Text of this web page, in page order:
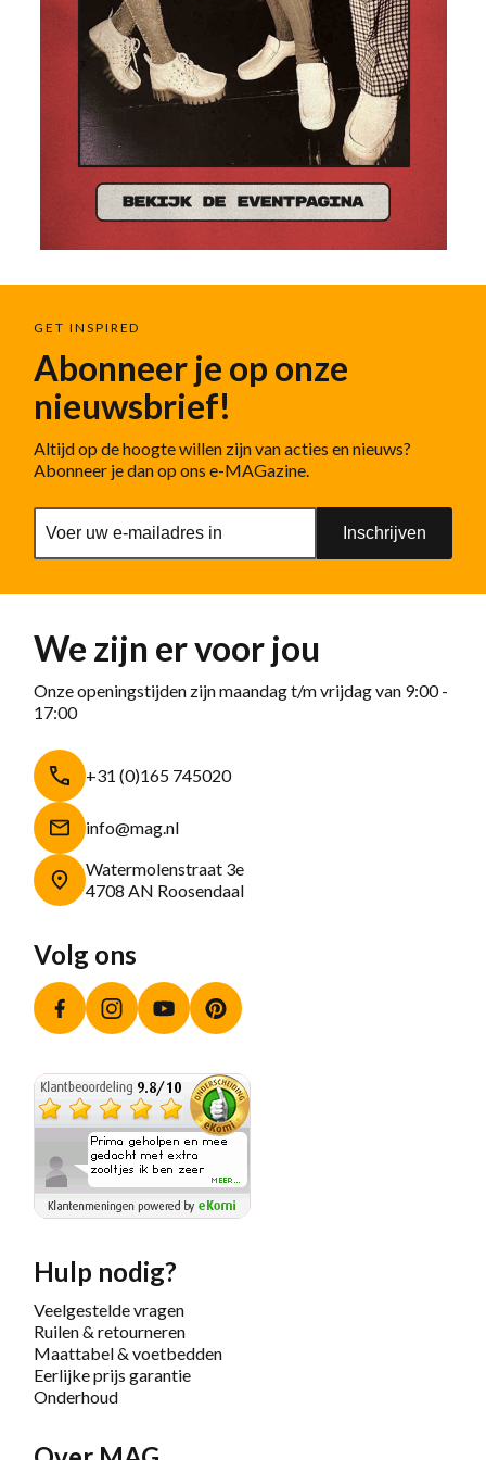
verantwoorde manier
schoenen te maken die ‘geweldig lopen’
en passen binnen de voor MAG zo herkenbare ontwerpfilosofie.
Wil jij ook ervaren wat het is om geweldig te lopen shop dan nu je
favoriete paar MAGs. Echte klanten beoordelen MAG met de
hoogste score in Nederland 9,8
(Ekomi reviews).
GET INSPIRED
Abonneer je op onze
nieuwsbrief!
Altijd op de hoogte willen zijn van acties en nieuws?
Abonneer je dan op ons e-MAGazine.
Inschrijven
We zijn er voor jou
Onze openingstijden zijn maandag t/m vrijdag van 9:00 -
17:00
+31 (0)165 745020
info@mag.nl
Watermolenstraat 3e
4708 AN Roosendaal
Volg ons
FacebookInstagramYouTube
Hulp nodig?
Veelgestelde vragen
Ruilen & retourneren
Maattabel & voetbedden
Eerlijke prijs garantie
Onderhoud